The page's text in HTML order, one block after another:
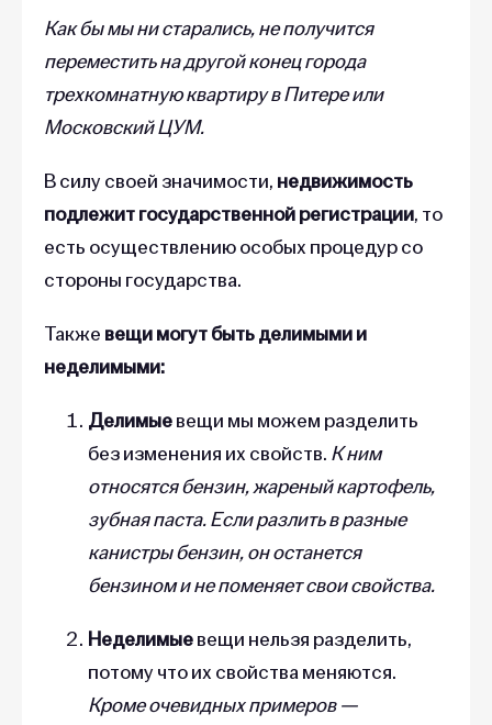
Как бы мы ни старались, не получится
переместить на другой конец города
трехкомнатную квартиру в Питере или
Московский ЦУМ.
В силу своей значимости, недвижимость
подлежит государственной регистрации, то
есть осуществлению особых процедур со
стороны государства.
Также вещи могут быть делимыми и
неделимыми:
Делимыевещи мы можем разделить
без изменения их свойств. К ним
относятся бензин, жареный картофель,
зубная паста. Если разлить в разные
канистры бензин, он останется
бензином и не поменяет свои свойства.
Неделимыевещи нельзя разделить,
потому что их свойства меняются.
Кроме очевидных примеров —